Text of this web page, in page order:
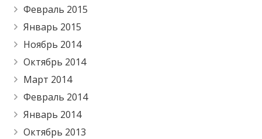
Февраль 2015
Январь 2015
Ноябрь 2014
Октябрь 2014
Март 2014
Февраль 2014
Январь 2014
Октябрь 2013